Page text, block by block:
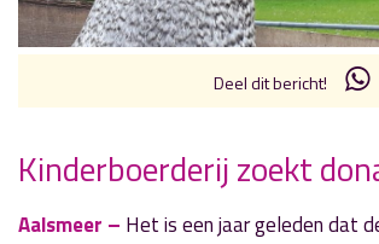
Deel dit bericht!
Aantal positieve coronatesten
Kinderboerderij zoekt
Aalsmeer – Het is een jaar geleden dat